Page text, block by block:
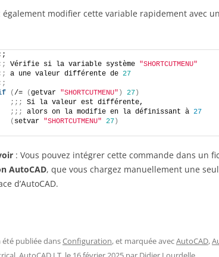
également modifier cette variable rapidement avec
Vérifie si la variable système "SHORTCUTMENU"
a une valeur différente de 27
(/= (getvar "SHORTCUTMENU" ) 27 )
;;;
Si la valeur est différente,
;;;
alors on la modifie en la définissant à 27
( setvar "SHORTCUTMENU" 27 )
: Vous pouvez intégrer cette commande dans un
AutoCAD, que vous chargez manuellement une
d’AutoCAD.
publiée dansConfiguration, et marquée avecAutoCAD,